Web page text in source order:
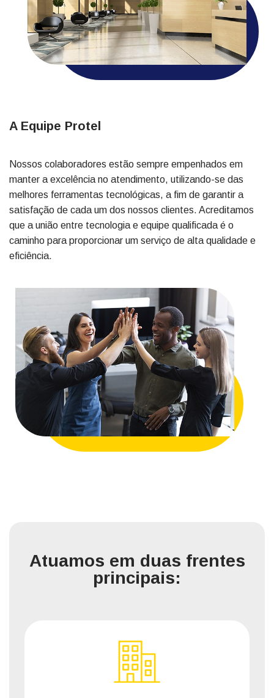
A Equipe Protel
Nossos colaboradores estão sempre empenhados em
manter a excelência no atendimento, utilizando-se das
melhores ferramentas tecnológicas, a fim de garantir a
satisfação de cada um dos nossos clientes. Acreditamos
que a união entre tecnologia e equipe qualificada é o
caminho para proporcionar um serviço de alta qualidade e
eficiência.
Atuamos em duas frentes
principais: